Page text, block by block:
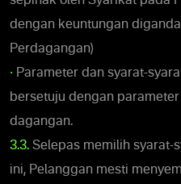
dengan keuntungan
Perdagangan)
• Parameter dan syarat-
bersetuju dengan
dagangan.
3.3. Selepas memilih syarat-
ini, Pelanggan mesti